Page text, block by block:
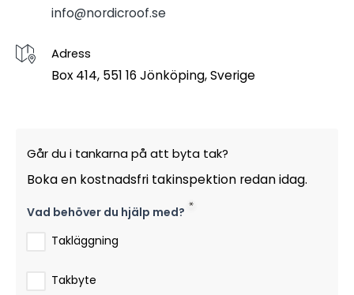
info@nordicroof.se
Adress
Box 414, 551 16 Jönköping, Sverige
Går du i tankarna på att byta tak?
Boka en kostnadsfri takinspektion redan idag.
Vad behöver du hjälp med?
Takläggning
Takbyte